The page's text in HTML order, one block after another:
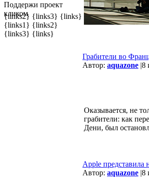
Поддержи проект
кликом
{links2} {links3} {links}
{links1} {links2}
{links3} {links}
Грабители во
Автор: aquazone |8
Оказывается, не
грабители: как
Дени, был
Apple представила
Автор: aquazone |8